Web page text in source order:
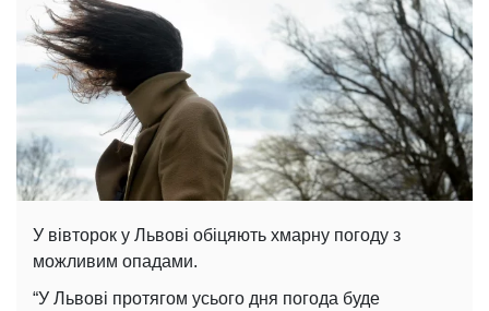
У вівторок у Львові обіцяють хмарну погоду з
можливим опадами.
“У Львові протягом усього дня погода буде